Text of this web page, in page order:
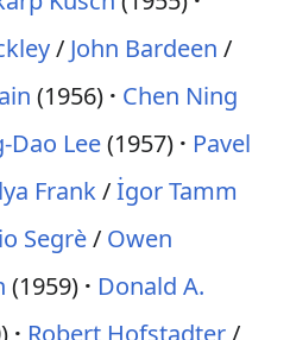
/ John Bardeen /
(1956)
Chen Ning
Dao Lee(1957)
Pavel
Frank/İgor Tamm
Segrè/ Owen
(1959)
Donald A.
Robert Hofstadter/